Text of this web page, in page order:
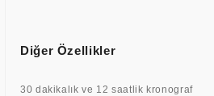
Diğer Özellikler
30 dakikalık ve 12 saatlik kronograf